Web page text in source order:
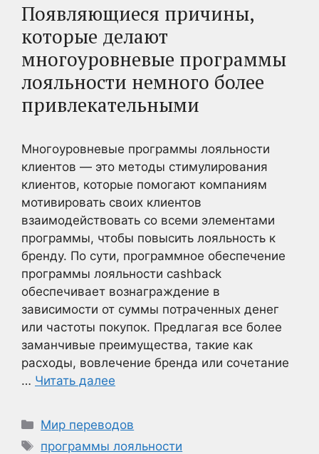
Появляющиеся причины,
которые делают
многоуровневые программы
лояльности немного более
привлекательными
Многоуровневые программы лояльности
клиентов — это методы стимулирования
клиентов, которые помогают компаниям
мотивировать своих клиентов
взаимодействовать со всеми элементами
программы, чтобы повысить лояльность к
бренду. По сути, программное обеспечение
программы лояльности cashback
обеспечивает вознаграждение в
зависимости от суммы потраченных денег
или частоты покупок. Предлагая все более
заманчивые преимущества, такие как
расходы, вовлечение бренда или сочетание
… Читать далее
Рубрики
Мир переводов
Метки
программы лояльности